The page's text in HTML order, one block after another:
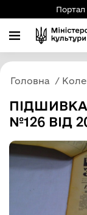
Головна
ПІДШИВКА
№126 ВІД